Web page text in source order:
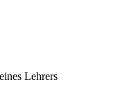
Lehrers